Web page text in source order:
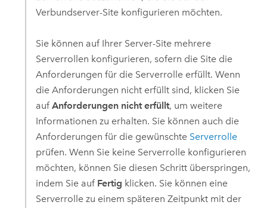
Verbundserver-Site konfigurieren möchten.
Sie können auf Ihrer Server-Site mehrere
Serverrollen konfigurieren, sofern die Site die
Anforderungen für die Serverrolle erfüllt. Wenn
die Anforderungen nicht erfüllt sind, klicken Sie
auf Anforderungen nicht erfüllt, um weitere
Informationen zu erhalten. Sie können auch die
Anforderungen für die gewünschte Serverrolle
prüfen. Wenn Sie keine Serverrolle konfigurieren
möchten, können Sie diesen Schritt überspringen,
indem Sie auf Fertig klicken. Sie können eine
Serverrolle zu einem späteren Zeitpunkt mit der